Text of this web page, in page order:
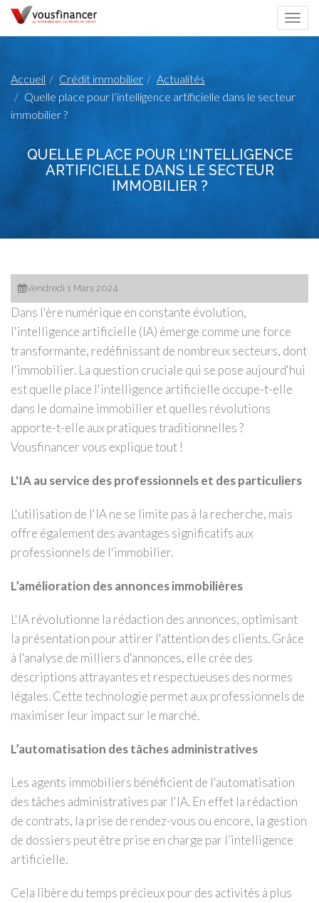
Accueil Crédit immobilier
Actualités
Quelle place pour l’intelligence artificielle dans le secteur
immobilier ?
QUELLE PLACE POUR L’INTELLIGENCE
ARTIFICIELLE DANS LE SECTEUR
IMMOBILIER ?
Vendredi 1 Mars 2024
Dans l'ère numérique en constante évolution,
l'intelligence artificielle (IA) émerge comme une force
transformante, redéfinissant de nombreux secteurs, dont
l'immobilier. La question cruciale qui se pose aujourd'hui
est quelle place l'intelligence artificielle occupe-t-elle
dans le domaine immobilier et quelles révolutions
apporte-t-elle aux pratiques traditionnelles ?
Vousfinancer vous explique tout !
L'IA au service des professionnels et des particuliers
L'utilisation de l'IA ne se limite pas à la recherche, mais
offre également des avantages significatifs aux
professionnels de l'immobilier.
L’amélioration des annonces immobilières
L'IA révolutionne la rédaction des annonces, optimisant
la présentation pour attirer l'attention des clients. Grâce
à l'analyse de milliers d'annonces, elle crée des
descriptions attrayantes et respectueuses des normes
légales. Cette technologie permet aux professionnels de
maximiser leur impact sur le marché.
L’automatisation des tâches administratives
Les agents immobiliers bénéficient de l'automatisation
des tâches administratives par l'IA. En effet la rédaction
de contrats, la prise de rendez-vous ou encore, la gestion
de dossiers peut être prise en charge par l’intelligence
artificielle.
Cela libère du temps précieux pour des activités à plus